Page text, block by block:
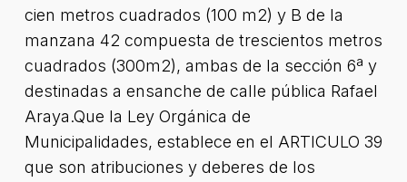
cien metros cuadrados (100 m2) y B de la
manzana 42 compuesta de trescientos metros
cuadrados (300m2), ambas de la sección 6ª y
destinadas a ensanche de calle pública Rafael
Araya.Que la Ley Orgánica de
Municipalidades, establece en el ARTICULO 39
que son atribuciones y deberes de los